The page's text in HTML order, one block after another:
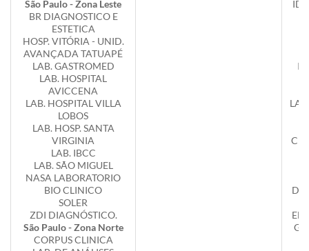
São Paulo - Zona Leste
BR DIAGNOSTICO E
ESTETICA
HOSP. VITÓRIA - UNID.
AVANÇADA TATUAPÉ
LAB. GASTROMED
LAB. HOSPITAL
AVICCENA
LAB. HOSPITAL VILLA
LOBOS
LAB. HOSP. SANTA
VIRGINIA
LAB. IBCC
LAB. SÃO MIGUEL
NASA LABORATORIO
BIO CLINICO
SOLER
ZDI DIAGNÓSTICO.
São Paulo - Zona Norte
CORPUS CLINICA
DR